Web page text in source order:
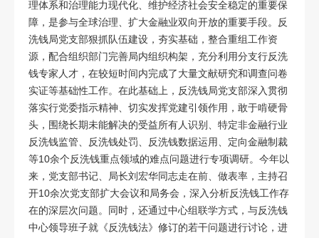
理体系和治理能力现代化、维护经济社会安全稳定的重要保
障，是参与全球治理、扩大金融业双向开放的重要手段。反
洗钱局党支部狠抓队伍建设，夯实基础，整合重组工作资
源，配合组织部门完善局内组织构架，充分利用分支行反洗
钱专家人才，在较短时间内完成了大量文献研究和调查问卷
实证等基础性工作。在此基础上，反洗钱局党支部深入贯彻
落实行党委指示精神、切实发挥党建引领作用，敢于啃硬骨
头，围绕长期未能解决的受益所有人识别、特定非金融行业
反洗钱监管、反洗钱处罚、反洗钱数据运用、定向金融制裁
等10余个反洗钱重点领域的难点问题进行专项调研。今年以
来，党支部书记、局长刘宏华同志走在前、做表率，主持召
开10余次党支部扩大会议和局务会，深入分析反洗钱工作存
在的深层次问题。同时，还通过中心组联学方式，与反洗钱
中心领导班子就《反洗钱法》修订的若干问题进行讨论，进